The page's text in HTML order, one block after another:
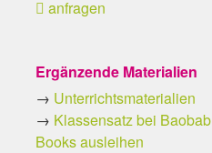
anfragen
Ergänzende Materialien
→ Unterrichtsmaterialien
→ Klassensatz bei Baobab
Books ausleihen